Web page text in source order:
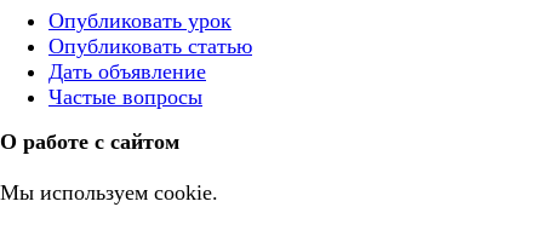
Опубликовать урок
Опубликовать статью
Дать объявление
Частые вопросы
О работе с сайтом
Мы используем cookie.